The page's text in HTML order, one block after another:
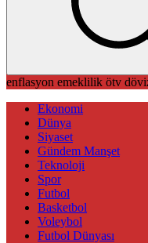
enflasyon emeklilik ötv
Ekonomi
Dünya
Siyaset
Gündem Manşet
Teknoloji
Spor
Futbol
Basketbol
Voleybol
Futbol Dünyası